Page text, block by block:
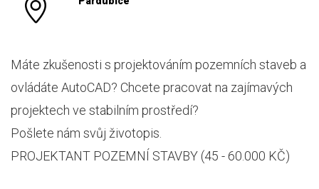
Máte zkušenosti s projektováním pozemních staveb a
ovládáte AutoCAD? Chcete pracovat na zajímavých
projektech ve stabilním prostředí?
Pošlete nám svůj životopis.
PROJEKTANT POZEMNÍ STAVBY (45 - 60.000 KČ)